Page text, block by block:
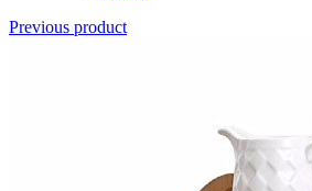
Previous product